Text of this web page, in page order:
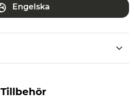
Engelska
Tillbehör